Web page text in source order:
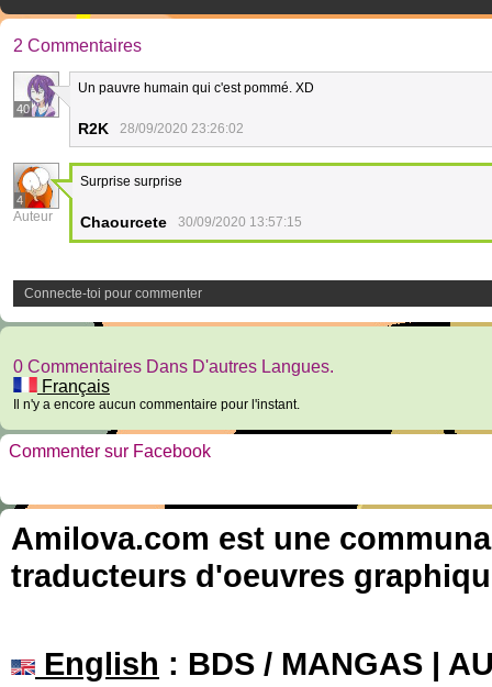
2 Commentaires
40
Un pauvre humain qui c'est pommé. XD
R2K 28/09/2020 23:26:02
4
Auteur
Surprise surprise
Chaourcete 30/09/2020 13:57:15
Connecte-toi pour commenter
0 Commentaires Dans D'autres Langues.
Français
Il n'y a encore aucun commentaire pour l'instant.
Commenter sur Facebook
Amilova.com est une
traducteurs d'oeuvres
English : BDS / MANGAS |